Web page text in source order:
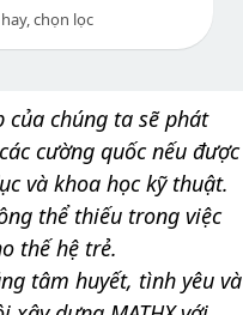
chọn lọc
chúng ta sẽ phát
cường quốc nếu được
và khoa học kỹ thuật.
thể thiếu trong việc
thế hệ trẻ.
tâm huyết, tình yêu và